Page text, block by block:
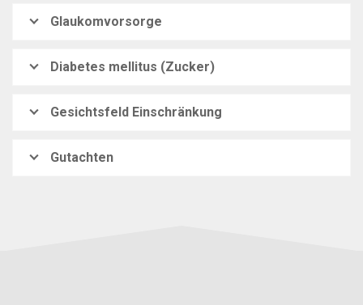
Glaukomvorsorge
Diabetes mellitus (Zucker)
Gesichtsfeld Einschränkung
Gutachten